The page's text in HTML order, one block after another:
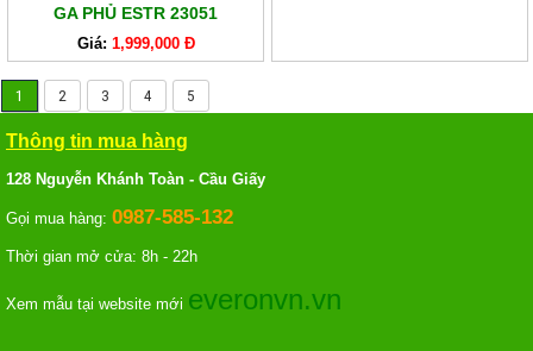
GA PHỦ ESTR 23051
Giá: 1,999,000 Đ
1 2 3 4 5
Thông tin mua hàng
128 Nguyễn Khánh Toàn - Cầu Giấy
Gọi mua hàng: 0987-585-132
Thời gian mở cửa: 8h - 22h
Xem mẫu tại website mới everonvn.vn